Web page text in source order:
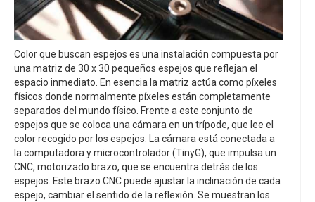
Color que buscan espejos es una instalación compuesta por
una matriz de 30 x 30 pequeños espejos que reflejan el
espacio inmediato. En esencia la matriz actúa como píxeles
físicos donde normalmente píxeles están completamente
separados del mundo físico. Frente a este conjunto de
espejos que se coloca una cámara en un trípode, que lee el
color recogido por los espejos. La cámara está conectada a
la computadora y microcontrolador (TinyG), que impulsa un
CNC, motorizado brazo, que se encuentra detrás de los
espejos. Este brazo CNC puede ajustar la inclinación de cada
espejo, cambiar el sentido de la reflexión. Se muestran los